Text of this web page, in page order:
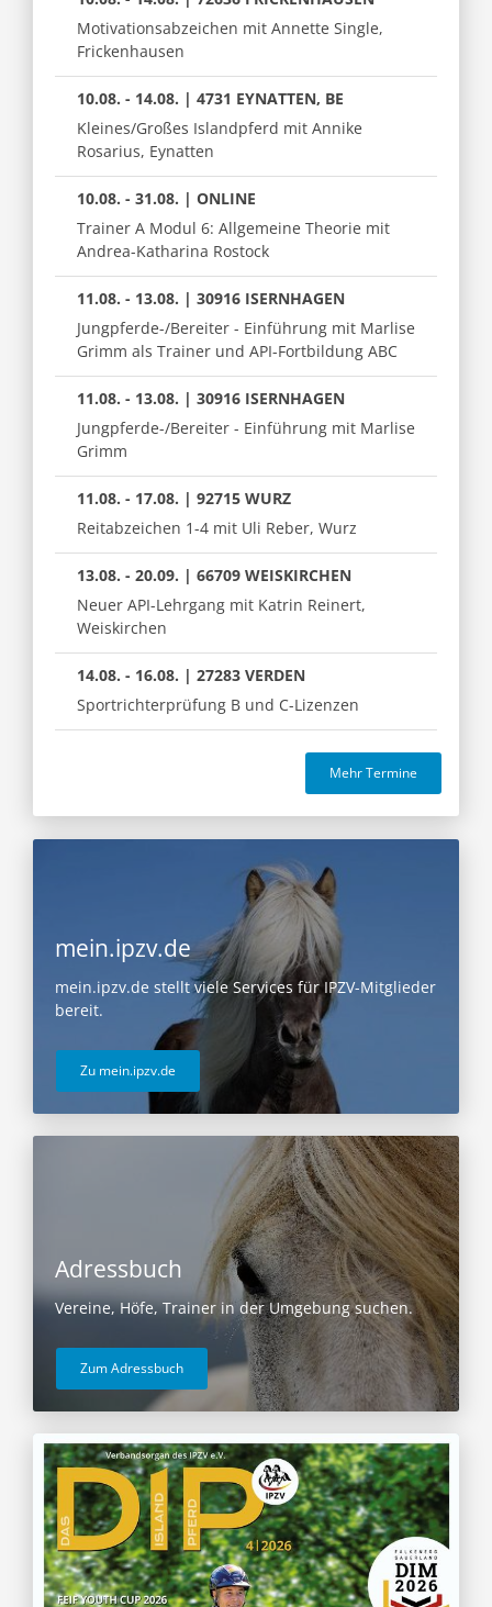
Motivationsabzeichen mit Annette Single,
Frickenhausen
10.08. - 14.08. | 4731 EYNATTEN, BE
Kleines/Großes Islandpferd mit Annike
Rosarius, Eynatten
10.08. - 31.08. | ONLINE
Trainer A Modul 6: Allgemeine Theorie mit
Andrea-Katharina Rostock
11.08. - 13.08. | 30916 ISERNHAGEN
Jungpferde-/Bereiter - Einführung mit Marlise
Grimm als Trainer und API-Fortbildung ABC
11.08. - 13.08. | 30916 ISERNHAGEN
Jungpferde-/Bereiter - Einführung mit Marlise
Grimm
11.08. - 17.08. | 92715 WURZ
Reitabzeichen 1-4 mit Uli Reber, Wurz
13.08. - 20.09. | 66709 WEISKIRCHEN
Neuer API-Lehrgang mit Katrin Reinert,
Weiskirchen
14.08. - 16.08. | 27283 VERDEN
Sportrichterprüfung B und C-Lizenzen
Mehr Termine
mein.ipzv.de
mein.ipzv.de stellt viele Services für IPZV-Mitglieder
bereit.
Zu mein.ipzv.de
Adressbuch
Vereine, Höfe, Trainer in der Umgebung suchen.
Zum Adressbuch